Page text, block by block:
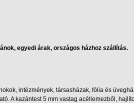
egyedi árak, országos házhoz szállítás.
intézmények, társasházak, fólia és
A kazántest 5 mm vastag acéllemezből,